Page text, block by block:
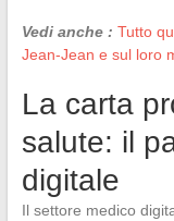
Vedi anche : Tutto
Jean-Jean e sul loro
La carta
salute: il
digitale
Il settore medico